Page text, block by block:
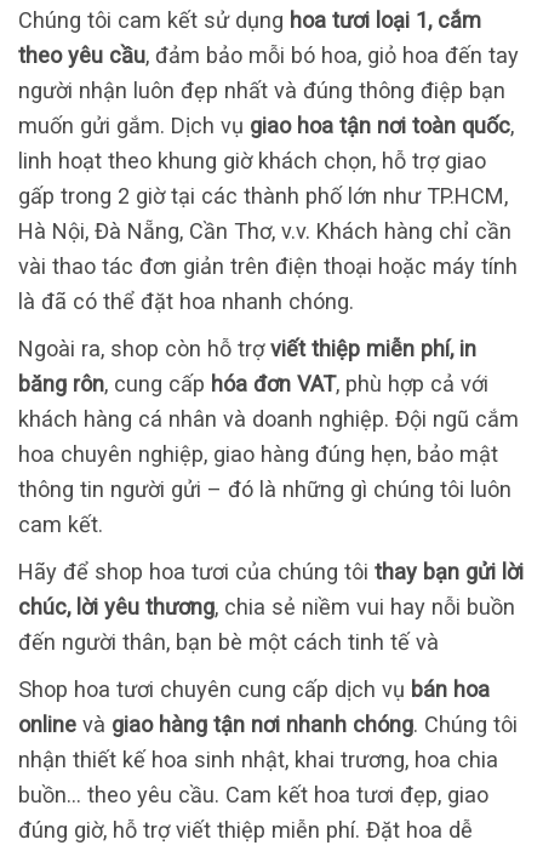
Chúng tôi cam kết sử dụng hoa tươi loại 1, cắm
theo yêu cầu, đảm bảo mỗi bó hoa, giỏ hoa đến tay
người nhận luôn đẹp nhất và đúng thông điệp bạn
muốn gửi gắm. Dịch vụ giao hoa tận nơi toàn quốc,
linh hoạt theo khung giờ khách chọn, hỗ trợ giao
gấp trong 2 giờ tại các thành phố lớn như TP.HCM,
Hà Nội, Đà Nẵng, Cần Thơ, v.v. Khách hàng chỉ cần
vài thao tác đơn giản trên điện thoại hoặc máy tính
là đã có thể đặt hoa nhanh chóng.
Ngoài ra, shop còn hỗ trợviết thiệp miễn phí, in
băng rôn, cung cấp hóa đơn VAT, phù hợp cả với
khách hàng cá nhân và doanh nghiệp. Đội ngũ cắm
hoa chuyên nghiệp, giao hàng đúng hẹn, bảo mật
thông tin người gửi – đó là những gì chúng tôi luôn
cam kết.
Hãy để shop hoa tươi của chúng tôi thay bạn gửi lời
chúc, lời yêu thương, chia sẻ niềm vui hay nỗi buồn
đến người thân, bạn bè một cách tinh tế và
Shop hoa tươi chuyên cung cấp dịch vụ bán hoa
online và giao hàng tận nơi nhanh chóng. Chúng tôi
nhận thiết kế hoa sinh nhật, khai trương, hoa chia
buồn… theo yêu cầu. Cam kết hoa tươi đẹp, giao
đúng giờ, hỗ trợ viết thiệp miễn phí. Đặt hoa dễ